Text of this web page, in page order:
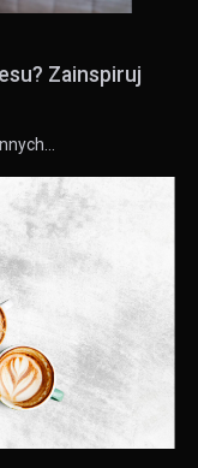
Zainspiruj